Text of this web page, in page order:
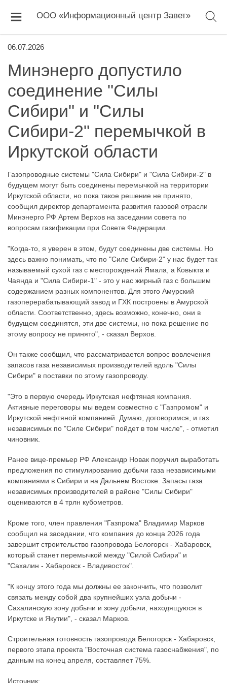
ООО «Информационный центр Завет»
06.07.2026
Минэнерго допустило
соединение "Силы
Сибири" и "Силы
Сибири-2" перемычкой в
Иркутской области
Газопроводные системы "Сила Сибири" и "Сила Сибири-2" в
будущем могут быть соединены перемычкой на территории
Иркутской области, но пока такое решение не принято,
сообщил директор департамента развития газовой отрасли
Минэнерго РФ Артем Верхов на заседании совета по
вопросам газификации при Совете Федерации.
"Когда-то, я уверен в этом, будут соединены две системы. Но
здесь важно понимать, что по "Силе Сибири-2" у нас будет так
называемый сухой газ с месторождений Ямала, а Ковыкта и
Чаянда и "Сила Сибири-1" - это у нас жирный газ с большим
содержанием разных компонентов. Для этого Амурский
газоперерабатывающий завод и ГХК построены в Амурской
области. Соответственно, здесь возможно, конечно, они в
будущем соединятся, эти две системы, но пока решение по
этому вопросу не принято", - сказал Верхов.
Он также сообщил, что рассматривается вопрос вовлечения
запасов газа независимых производителей вдоль "Силы
Сибири" в поставки по этому газопроводу.
"Это в первую очередь Иркутская нефтяная компания.
Активные переговоры мы ведем совместно с "Газпромом" и
Иркутской нефтяной компанией. Думаю, договоримся, и газ
независимых по "Силе Сибири" пойдет в том числе", - отметил
чиновник.
Ранее вице-премьер РФ Александр Новак поручил выработать
предложения по стимулированию добычи газа независимыми
компаниями в Сибири и на Дальнем Востоке. Запасы газа
независимых производителей в районе "Силы Сибири"
оцениваются в 4 трлн кубометров.
Кроме того, член правления "Газпрома" Владимир Марков
сообщил на заседании, что компания до конца 2026 года
завершит строительство газопровода Белогорск - Хабаровск,
который станет перемычкой между "Силой Сибири" и
"Сахалин - Хабаровск - Владивосток".
"К концу этого года мы должны ее закончить, что позволит
связать между собой два крупнейших узла добычи -
Сахалинскую зону добычи и зону добычи, находящуюся в
Иркутске и Якутии", - сказал Марков.
Строительная готовность газопровода Белогорск - Хабаровск,
первого этапа проекта "Восточная система газоснабжения", по
данным на конец апреля, составляет 75%.
Источник: